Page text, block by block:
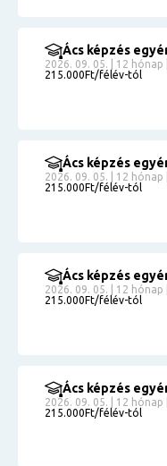
Ács képzés
2026. 09. 05. | 12 hónap
215.000Ft/félév-tól
Ács képzés
2026. 09. 05. | 12
215.000Ft/félév-tól
Ács képzés
2026. 09. 05. | 12 hónap
215.000Ft/félév-tól
Ács képzés
2026. 09. 05. | 12 hónap
215.000Ft/félév-tól